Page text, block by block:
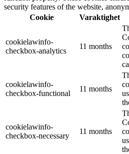
security features of the website,
Cookie
Varaktighet
cookielawinfo-
checkbox-analytics
11 months
cookielawinfo-
checkbox-functional
11 months
cookielawinfo-
checkbox-necessary
11 months